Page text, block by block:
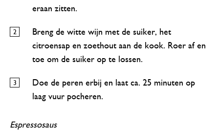
eraan zitten.
Breng de witte wijn met de suiker, het
citroensap en zoethout aan de kook. Roer af en
toe om de suiker op te lossen.
Doe de peren erbij en laat ca. 25 minuten op
laag vuur pocheren.
Espressosaus